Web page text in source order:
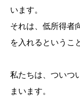
います。
それは、低所得者
を入れるというこ
私たちは、ついつ
まいます。